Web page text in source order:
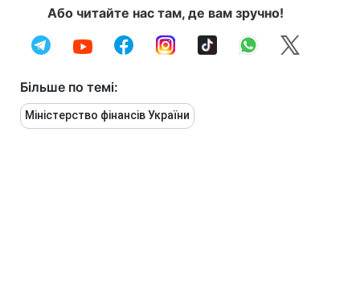
Або читайте нас там, де вам зручно!
Більше по темі:
Міністерство фінансів України